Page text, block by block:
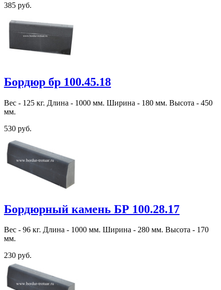
385 руб.
Бордюр бр 100.45.18
Вес - 125 кг. Длина - 1000 мм. Ширина - 180 мм. Высота - 450
мм.
530 руб.
Бордюрный камень БР 100.28.17
Вес - 96 кг. Длина - 1000 мм. Ширина - 280 мм. Высота - 170
мм.
230 руб.